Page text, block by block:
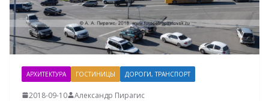
АРХИТЕКТУРА ГОСТИНИЦЫ ДОРОГИ, ТРАНСПОРТ
2018-09-10 Александр Пирагис